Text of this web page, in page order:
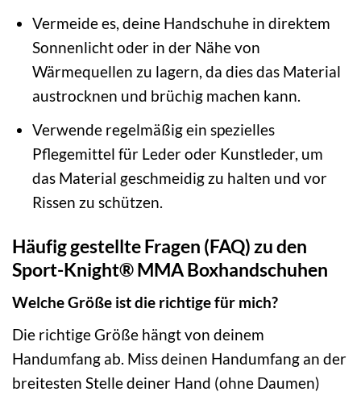
Vermeide es, deine Handschuhe in direktem
Sonnenlicht oder in der Nähe von
Wärmequellen zu lagern, da dies das Material
austrocknen und brüchig machen kann.
Verwende regelmäßig ein spezielles
Pflegemittel für Leder oder Kunstleder, um
das Material geschmeidig zu halten und vor
Rissen zu schützen.
Häufig gestellte Fragen (FAQ) zu den
Sport-Knight® MMA Boxhandschuhen
Welche Größe ist die richtige für mich?
Die richtige Größe hängt von deinem
Handumfang ab. Miss deinen Handumfang an der
breitesten Stelle deiner Hand (ohne Daumen)